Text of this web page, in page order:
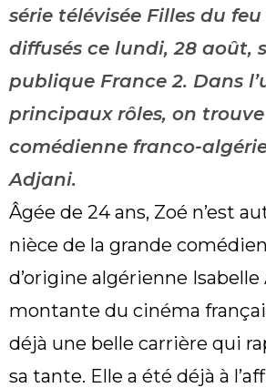
série télévisée Filles du
diffusés ce lundi, 28 août,
publique France 2. Dans
principaux rôles, on
comédienne franco-
Adjani.
Âgée de 24 ans, Zoé n’est
nièce de la grande
d’origine algérienne
montante du cinéma
déjà une belle carrière qui
sa tante. Elle a été déjà à